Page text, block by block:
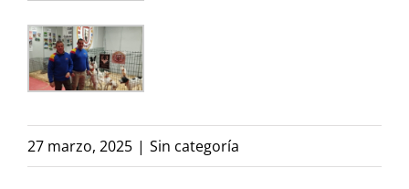
27 marzo, 2025 | Sin categoría